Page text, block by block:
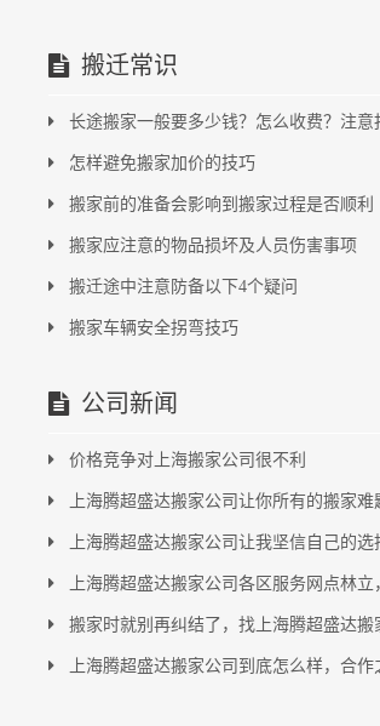
搬迁常识
长途搬家一般要多少钱？怎么收费？注意
怎样避免搬家加价的技巧
搬家前的准备会影响到搬家过程是否顺利
搬家应注意的物品损坏及人员伤害事项
搬迁途中注意防备以下4个疑问
搬家车辆安全拐弯技巧
公司新闻
价格竞争对上海搬家公司很不利
上海腾超盛达搬家公司让你所有的搬家难
上海腾超盛达搬家公司让我坚信自己的选
上海腾超盛达搬家公司各区服务网点林立
搬家时就别再纠结了，找上海腾超盛达搬
上海腾超盛达搬家公司到底怎么样，合作